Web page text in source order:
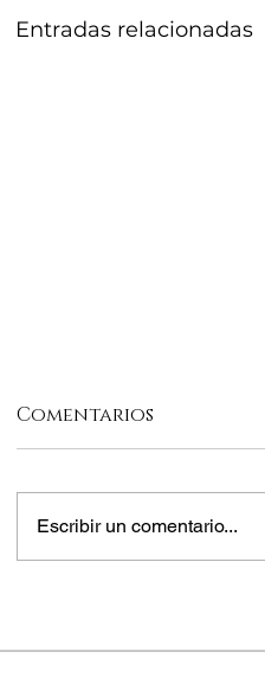
Entradas relacionadas
Comentarios
Escribir un comentario...